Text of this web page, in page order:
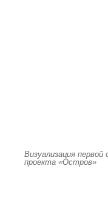
Визуализация первой
проекта «Остров»